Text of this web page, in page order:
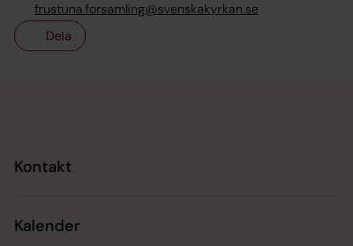
frustuna.forsamling@svenskakyrkan.se
Dela
Kontakt
Kalender